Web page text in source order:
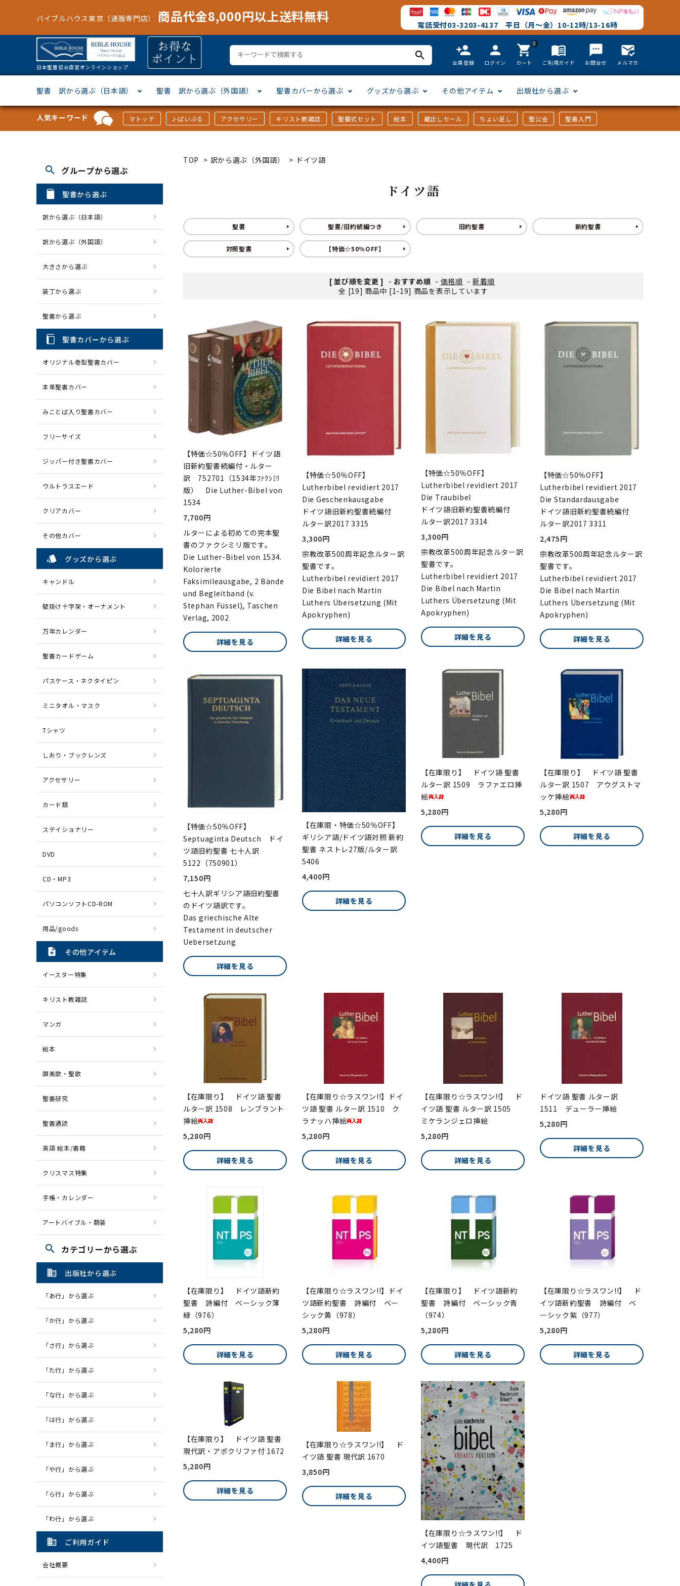
バイブルハウス東京（通販専門店） 商品代金8,000円以上送料無料 電話受付03-3203-4137 平日（月～金）10-12時/13-16時
日本聖書協会直営オンラインショップ
search person_add
会員登録
person
ログイン
0
shopping_cart
カート
menu_book
ご利用ガイド
textsms
お問合せ
mark_email_read
メルマガ
聖書 訳から選ぶ（日本語）
新改訳
聖書 訳から選ぶ（外国語）
ドイツ語
聖書カバーから選ぶ
ジッパー付き聖書カバー
グッズから選ぶ
パスケース・ネクタイピン
CD・MP3 パソコンソフトCD-ROM 用品/goods
その他アイテム
聖書通読
出版社から選ぶ
「な行」から選ぶ
人気キーワード マトッテ J-ばいぶる アクセサリー キリスト教雑誌 聖餐式セット 絵本 蔵出しセール ちょい足し 聖公会 聖書入門
TOP > 訳から選ぶ（外国語） > ドイツ語
ドイツ語
聖書 聖書/旧約続編つき 旧約聖書 新約聖書
対照聖書 【特価☆50％OFF】
[ 並び順を変更 ] - おすすめ順 - 価格順 - 新着順
全 [19] 商品中 [1-19] 商品を表示しています
【特価☆50％OFF】ドイツ語
旧新約聖書続編付・ルター
訳 752701（1534年ﾌｧｸｼﾐﾘ
版） Die Luther-Bibel von
1534
7,700円
ルターによる初めての完本聖
書のファクシミリ版です。
Die Luther-Bibel von 1534.
Kolorierte
Faksimileausgabe, 2 Bände
und Begleitband (v.
Stephan Füssel), Taschen
Verlag, 2002
詳細を見る
【特価☆50％OFF】
Lutherbibel revidiert 2017
Die Geschenkausgabe
ドイツ語旧新約聖書続編付
ルター訳2017 3315
3,300円
宗教改革500周年記念ルター訳
聖書です。
Lutherbibel revidiert 2017
Die Bibel nach Martin
Luthers Übersetzung (Mit
Apokryphen)
詳細を見る
【特価☆50％OFF】
Lutherbibel revidiert 2017
Die Traubibel
ドイツ語旧新約聖書続編付
ルター訳2017 3314
3,300円
宗教改革500周年記念ルター訳
聖書です。
Lutherbibel revidiert 2017
Die Bibel nach Martin
Luthers Übersetzung (Mit
Apokryphen)
詳細を見る
【特価☆50％OFF】
Lutherbibel revidiert 2017
Die Standardausgabe
ドイツ語旧新約聖書続編付
ルター訳2017 3311
2,475円
宗教改革500周年記念ルター訳
聖書です。
Lutherbibel revidiert 2017
Die Bibel nach Martin
Luthers Übersetzung (Mit
Apokryphen)
詳細を見る
【特価☆50％OFF】
Septuaginta Deutsch ドイ
ツ語旧約聖書 七十人訳
5122（750901）
7,150円
七十人訳ギリシア語旧約聖書
のドイツ語訳です。
Das griechische Alte
Testament in deutscher
Uebersetzung
詳細を見る
【在庫限・特価☆50％OFF】
ギリシア語/ドイツ語対照 新約
聖書 ネストレ27版/ルター訳
5406
4,400円
詳細を見る
【在庫限り】 ドイツ語 聖書
ルター訳 1509 ラファエロ挿
絵
5,280円
詳細を見る
【在庫限り】 ドイツ語 聖書
ルター訳 1507 アウグストマ
ッケ挿絵
5,280円
詳細を見る
【在庫限り】 ドイツ語 聖書
ルター訳 1508 レンブラント
挿絵
5,280円
詳細を見る
【在庫限り☆ラスワン!!】ドイ
ツ語 聖書 ルター訳 1510 ク
ラナッハ挿絵
5,280円
詳細を見る
【在庫限り☆ラスワン!!】 ド
イツ語 聖書 ルター訳 1505
ミケランジェロ挿絵
5,280円
詳細を見る
ドイツ語 聖書 ルター訳
1511 デューラー挿絵
5,280円
詳細を見る
【在庫限り】 ドイツ語新約
聖書 詩編付 ベーシック薄
緑（976）
5,280円
詳細を見る
【在庫限り☆ラスワン!!】ドイ
ツ語新約聖書 詩編付 ベー
シック黄（978）
5,280円
詳細を見る
【在庫限り】 ドイツ語新約
聖書 詩編付 ベーシック青
（974）
5,280円
詳細を見る
【在庫限り☆ラスワン!!】 ド
イツ語新約聖書 詩編付 ベ
ーシック紫（977）
5,280円
詳細を見る
【在庫限り】 ドイツ語 聖書
現代訳・アポクリファ付 1672
5,280円
詳細を見る
【在庫限り☆ラスワン!!】 ド
イツ語 聖書 現代訳 1670
3,850円
詳細を見る
【在庫限り☆ラスワン!!】 ド
イツ語聖書 現代訳 1725
4,400円
search グループから選ぶ
聖書から選ぶ
訳から選ぶ（日本語）
訳から選ぶ（外国語）
大きさから選ぶ
装丁から選ぶ
聖書から選ぶ
聖書カバーから選ぶ
オリジナル巻型聖書カバー
本革聖書カバー
みことば入り聖書カバー
フリーサイズ
ジッパー付き聖書カバー
ウルトラスエード
クリアカバー
その他カバー
style グッズから選ぶ
キャンドル
壁掛け十字架・オーナメント
万年カレンダー
聖書カードゲーム
パスケース・ネクタイピン
ミニタオル・マスク
Tシャツ
しおり・ブックレンズ
アクセサリー
カード類
ステイショナリー
DVD
CD・MP3
パソコンソフトCD-ROM
用品/goods
note_add その他アイテム
イースター特集
キリスト教雑誌
マンガ
絵本
讃美歌・聖歌
聖書研究
聖書通読
英語 絵本/書籍
クリスマス特集
手帳・カレンダー
アートバイブル・額装
search カテゴリーから選ぶ
domain 出版社から選ぶ
「あ行」から選ぶ
「か行」から選ぶ
「さ行」から選ぶ
「た行」から選ぶ
「な行」から選ぶ
「は行」から選ぶ
「ま行」から選ぶ
「や行」から選ぶ
「ら行」から選ぶ
「わ行」から選ぶ
domain ご利用ガイド
会社概要